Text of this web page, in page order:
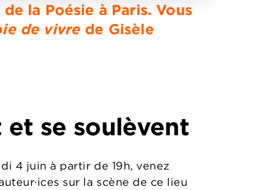
la Poésie à Paris. Vous
de vivre de Gisèle
et se soulèvent
4 juin à partir de 19h, venez
sur la scène de ce lieu